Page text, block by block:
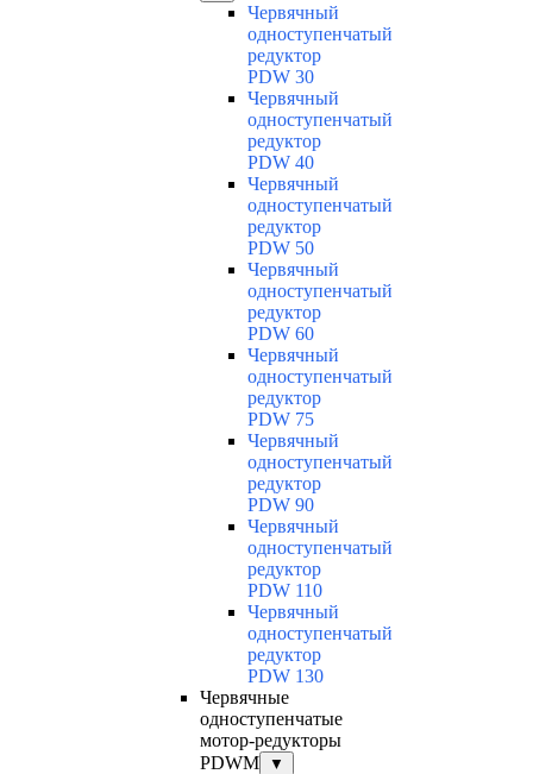
Червячный
одноступенчатый
редуктор
PDW 30
Червячный
одноступенчатый
редуктор
PDW 40
Червячный
одноступенчатый
редуктор
PDW 50
Червячный
одноступенчатый
редуктор
PDW 60
Червячный
одноступенчатый
редуктор
PDW 75
Червячный
одноступенчатый
редуктор
PDW 90
Червячный
одноступенчатый
редуктор
PDW 110
Червячный
одноступенчатый
редуктор
PDW 130
Червячные
одноступенчатые
мотор-редукторы
PDWM
▼